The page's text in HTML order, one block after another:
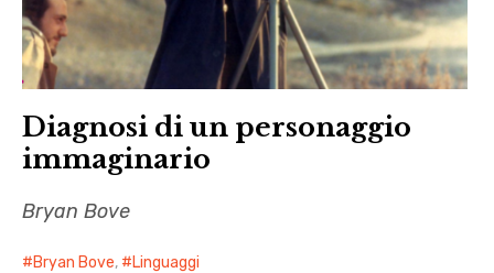
Diagnosi di un personaggio
immaginario
Bryan Bove
Bryan Bove, Linguaggi